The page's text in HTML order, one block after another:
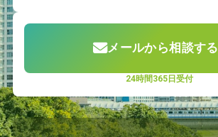
メールから相談する
24時間365日受付